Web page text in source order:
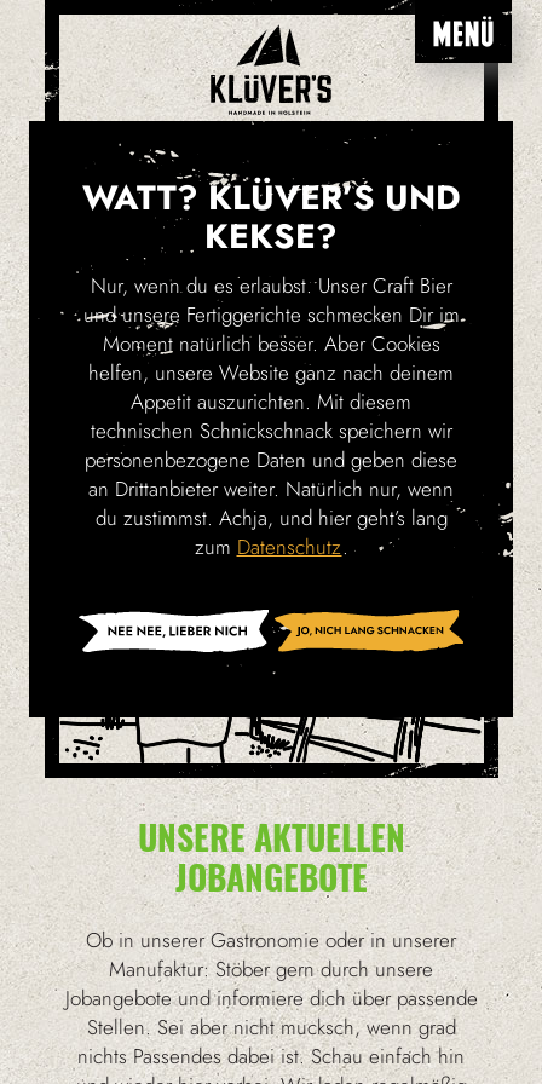
JOBS
Handmade in Holstein ist unser Motto. Und
wo viel Handarbeit geleistet wird, da
werden viele Mitarbeiter gebraucht. Als
aufstrebendes Familienunternehmen
suchen wir engagierte Menschen, die Lust
haben, Teil dieser Erfolgsgeschichte zu
werden.
UNSERE AKTUELLEN
JOBANGEBOTE
Ob in unserer Gastronomie oder in unserer
Manufaktur: Stöber gern durch unsere
Jobangebote und informiere dich über passende
Stellen. Sei aber nicht mucksch, wenn grad
nichts Passendes dabei ist. Schau einfach hin
WATT? KLÜVER’S UND
KEKSE?
Nur, wenn du es erlaubst. Unser Craft Bier
und unsere Fertiggerichte schmecken Dir im
Moment natürlich besser. Aber Cookies
helfen, unsere Website ganz nach deinem
Appetit auszurichten. Mit diesem
technischen Schnickschnack speichern wir
personenbezogene Daten und geben diese
an Drittanbieter weiter. Natürlich nur, wenn
du zustimmst. Achja, und hier geht’s lang
zum Datenschutz.